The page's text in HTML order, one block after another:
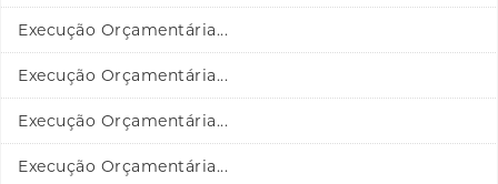
Execução Orçamentária...
Execução Orçamentária...
Execução Orçamentária...
Execução Orçamentária...